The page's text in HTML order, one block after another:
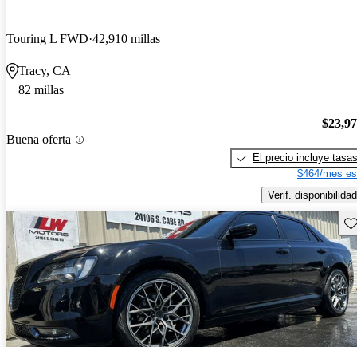
Touring L FWD 42,910 millas
Tracy, CA
82 millas
Buena oferta
El precio incluye tasas
$464/mes
Verif. disponibilidad